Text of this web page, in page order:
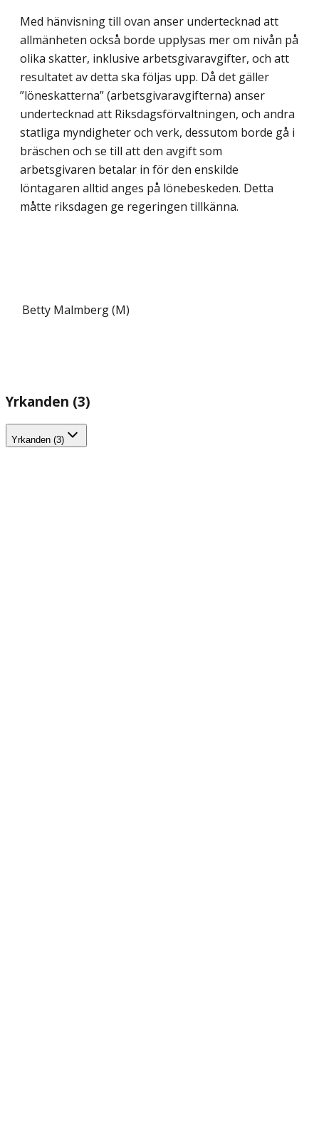
Med hänvisning till ovan anser undertecknad att
allmänheten också borde upplysas mer om nivån på
olika skatter, inklusive arbetsgivaravgifter, och att
resultatet av detta ska följas upp. Då det gäller
”löneskatterna” (arbetsgivaravgifterna) anser
undertecknad att Riksdagsförvaltningen, och andra
statliga myndigheter och verk, dessutom borde gå i
bräschen och se till att den avgift som
arbetsgivaren betalar in för den enskilde
löntagaren alltid anges på lönebeskeden. Detta
måtte riksdagen ge regeringen tillkänna.
Betty Malmberg (M)
Yrkanden (3)
Yrkanden (3)